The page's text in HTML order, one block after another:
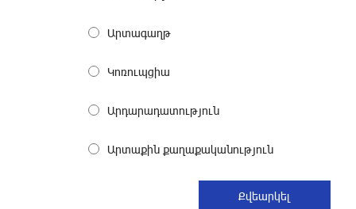
До 25% idcoin-ов при покупке
авиабилетов Flyone: Idram&IDBank
Ucom и Microsoft Innovation Center
21 дней назад
При поддержке Ucom в Шенаване
Արտագաղթ
Կոռուպցիա
Արդարադատություն
Արտաքին քաղաքականություն